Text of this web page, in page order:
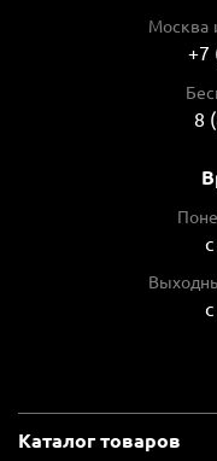
Москва
+7
8
Каталог товаров